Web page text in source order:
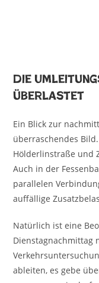
Die
überlastet
Ein Blick zur
überraschendes
Hölderlinstraße und
Auch in der
parallelen
auffällige
Natürlich ist eine
Dienstagnachmittag
ableiten, es gebe